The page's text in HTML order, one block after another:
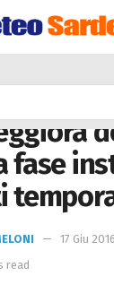
fase
17 Giu
read